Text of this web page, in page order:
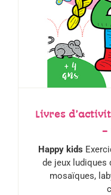
Livres
–
Happy kids
de jeux ludiques
mosaïques,